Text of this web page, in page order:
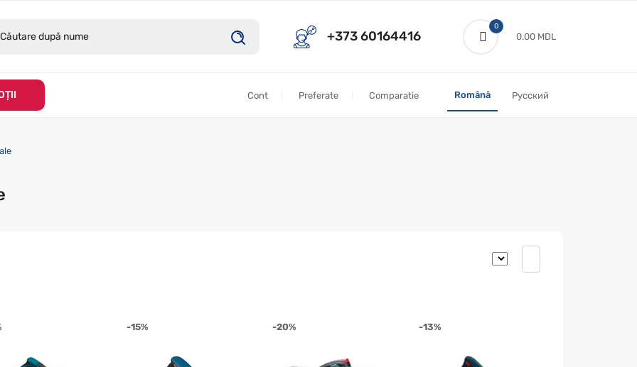
+373 60164416
0
0.00 MDL
Cont Preferate Comparatie Română Русский
-15% -20% -13%